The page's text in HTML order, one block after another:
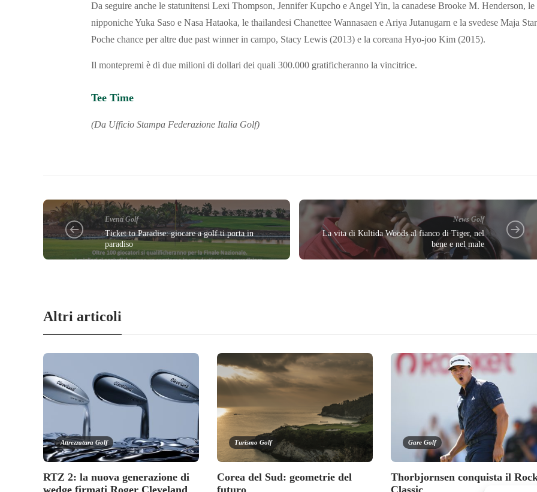
Da seguire anche le statunitensi Lexi Thompson, Jennifer Kupcho e Angel Yin, la canadese Brooke M. Henderson, le
nipponiche Yuka Saso e Nasa Hataoka, le thailandesi Chanettee Wannasaen e Ariya Jutanugarn e la svedese Maja
Poche chance per altre due past winner in campo, Stacy Lewis (2013) e la coreana Hyo-joo Kim (2015).
Il montepremi è di due milioni di dollari dei quali 300.000 gratificheranno la vincitrice.
Tee Time
(Da Ufficio Stampa Federazione Italia Golf)
Eventi Golf
Ticket to Paradise: giocare a golf ti porta in
paradiso
News Golf
La vita di Kultida Woods al fianco di Tiger, nel
bene e nel male
Altri articoli
Attrezzatura Golf
RTZ 2: la nuova generazione di
Turismo Golf
Corea del Sud: geometrie del
Gare Golf
Thorbjornsen conquista il